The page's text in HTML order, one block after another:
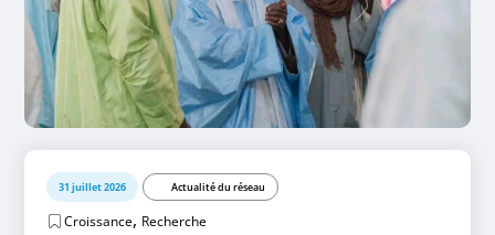
31 juillet 2026 Actualité du réseau
Croissance, Recherche